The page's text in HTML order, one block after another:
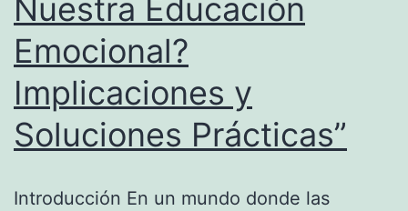
Nuestra Educación
Emocional?
Implicaciones y
Soluciones Prácticas”
Introducción En un mundo donde las